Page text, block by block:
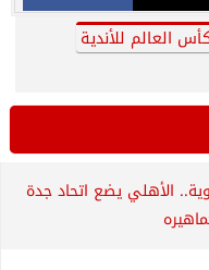
العالم للأندية
الأهلي يضع اتحاد جدة